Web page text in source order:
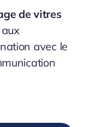
de vitres
avec le